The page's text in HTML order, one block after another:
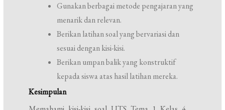
Gunakan berbagai metode pengajaran yang
menarik dan relevan.
Berikan latihan soal yang bervariasi dan
sesuai dengan kisi-kisi.
Berikan umpan balik yang konstruktif
kepada siswa atas hasil latihan mereka.
Kesimpulan